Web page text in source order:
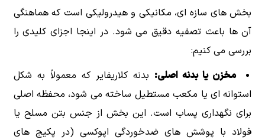
بخش های سازه ای، مکانیکی و هیدرولیکی است که هماهنگی
آن ها باعث تصفیه دقیق می شود. در اینجا اجزای کلیدی را
بررسی می کنیم:
مخزن یا بدنه اصلی: بدنه کلاریفایر که معمولاً به شکل
استوانه ای یا مکعب مستطیل ساخته می شود، محفظه اصلی
برای نگهداری پساب است. این بخش از جنس بتن مسلح یا
فولاد با پوشش های ضدخوردگی اپوکسی (در پکیج های